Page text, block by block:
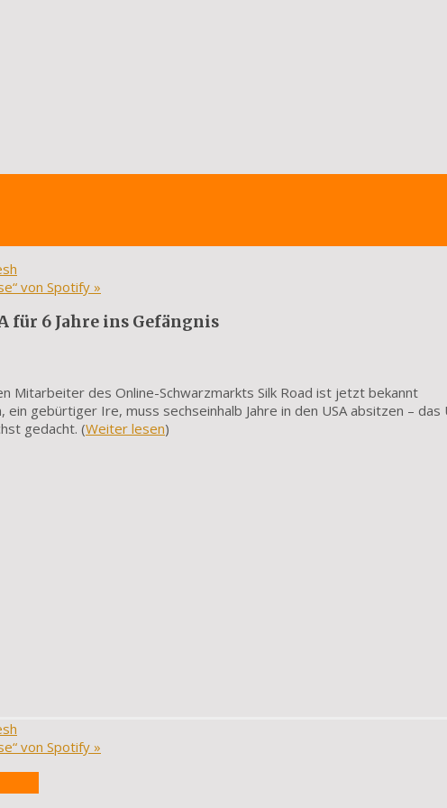
von Spotify »
für 6 Jahre ins Gefängnis
Mitarbeiter des Online-Schwarzmarkts Silk Road ist jetzt bekannt
gebürtiger Ire, muss sechseinhalb Jahre in den USA absitzen – das
gedacht. (Weiter lesen)
von Spotify »